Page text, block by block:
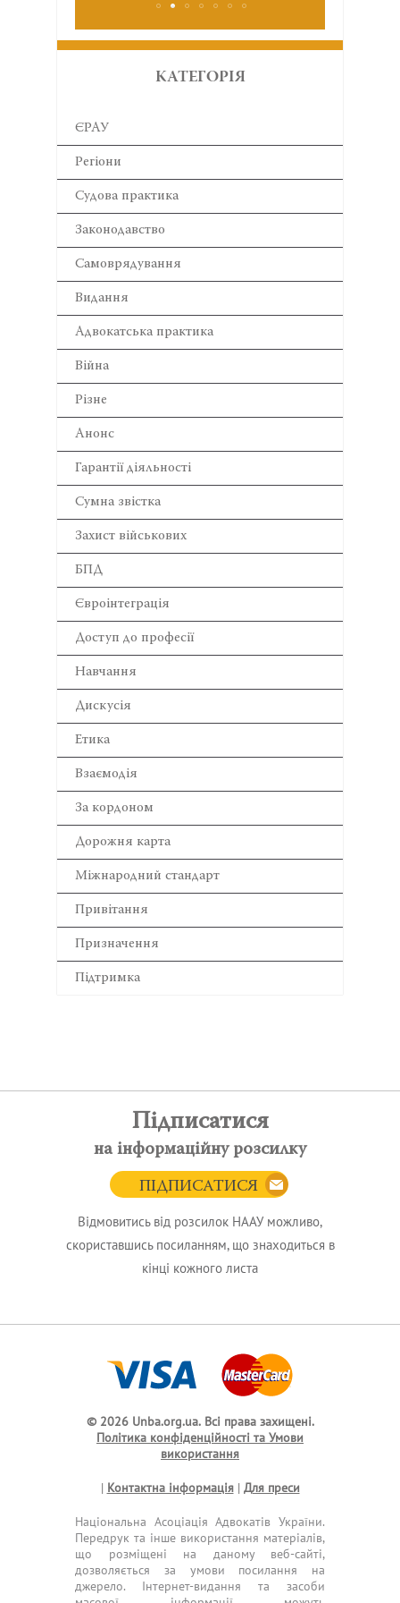
КАТЕГОРІЯ
ЄРАУ
Регіони
Cудова практика
Законодавство
Самоврядування
Видання
Адвокатська практика
Війна
Різне
Анонс
Гарантії діяльності
Сумна звістка
Захист військових
БПД
Євроінтеграція
Доступ до професії
Навчання
Дискусія
Етика
Взаємодія
За кордоном
Дорожня карта
Міжнародний стандарт
Привітання
Призначення
Підтримка
Підписатися
на інформаційну розсилку
ПІДПИСАТИСЯ
Відмовитись від розсилок НААУ можливо,
скориставшись посиланням, що знаходиться в
кінці кожного листа
© 2026 Unba.org.ua. Всі права захищені.
Політика конфіденційності та Умови
використання
| Контактна інформація| Для преси
Національна Асоціація Адвокатів України.
Передрук та інше використання матеріалів,
що розміщені на даному веб-сайті,
дозволяється за умови посилання на
джерело. Інтернет-видання та засоби